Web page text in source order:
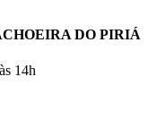
DO PIRIÁ
14h